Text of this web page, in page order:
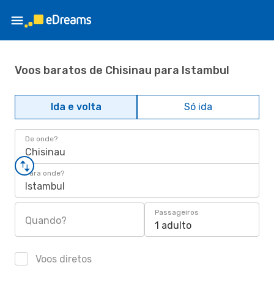
Voos baratos de Chisinau para Istambul
Ida e volta Só ida
De onde?
Chisinau
Para onde?
Istambul
Quando?
Passageiros
1 adulto
Voos diretos